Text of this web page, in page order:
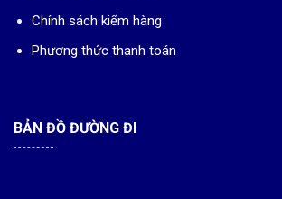
Chính sách kiểm hàng
Phương thức thanh toán
BẢN ĐỒ ĐƯỜNG ĐI